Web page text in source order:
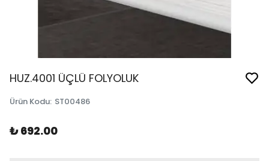
HUZ.4001 ÜÇLÜ FOLYOLUK
Ürün Kodu: ST00486
₺ 692.00